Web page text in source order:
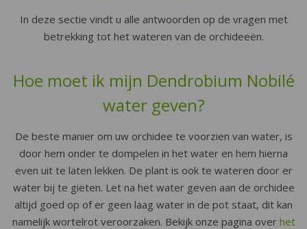
In deze sectie vindt u alle antwoorden op de vragen met
betrekking tot het wateren van de orchideeën.
Hoe moet ik mijn Dendrobium Nobilé
water geven?
De beste manier om uw orchidee te voorzien van water, is
door hem onder te dompelen in het water en hem hierna
even uit te laten lekken. De plant is ook te wateren door er
water bij te gieten. Let na het water geven aan de orchidee
altijd goed op of er geen laag water in de pot staat, dit kan
namelijk wortelrot veroorzaken. Bekijk onze pagina over het